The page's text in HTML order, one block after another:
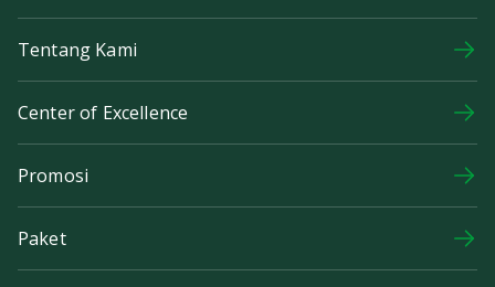
Tentang Kami
Center of Excellence
Promosi
Paket